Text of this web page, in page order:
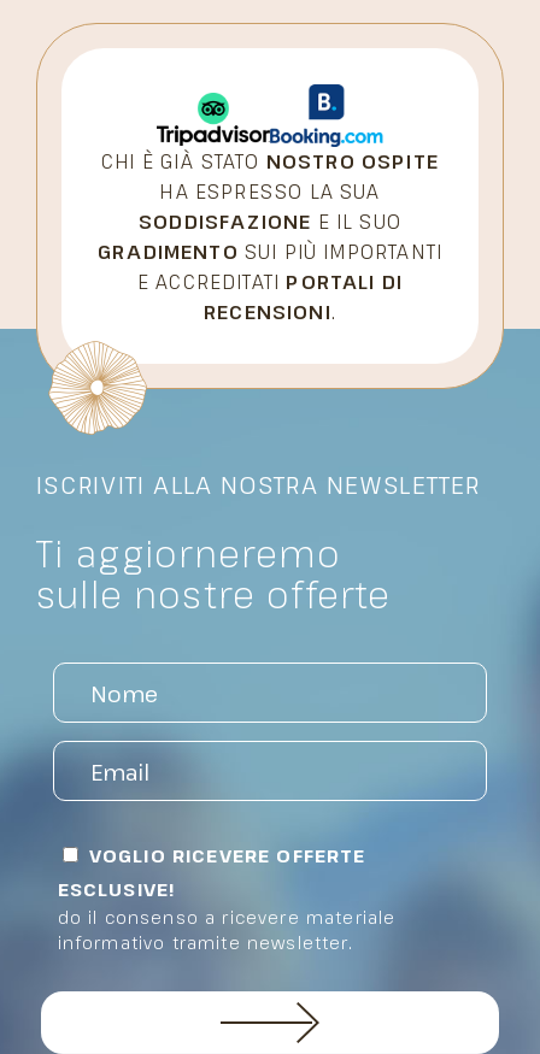
CHI È GIÀ STATO NOSTRO OSPITE
HA ESPRESSO LA SUA
SODDISFAZIONE E IL SUO
GRADIMENTO SUI PIÙ IMPORTANTI
E ACCREDITATI PORTALI DI
RECENSIONI.
ISCRIVITI ALLA NOSTRA NEWSLETTER
Ti aggiorneremo
sulle nostre offerte
VOGLIO RICEVERE OFFERTE
ESCLUSIVE!
do il consenso a ricevere materiale
informativo tramite newsletter.